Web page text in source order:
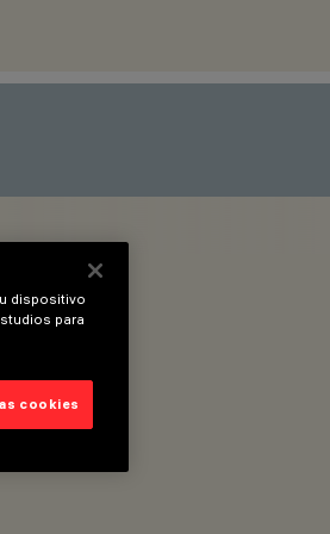
dispositivo
para
cookies